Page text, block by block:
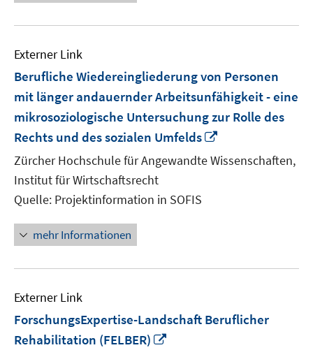
Externer Link
Berufliche Wiedereingliederung von Personen
mit länger andauernder Arbeitsunfähigkeit - eine
mikrosoziologische Untersuchung zur Rolle des
Rechts und des sozialen Umfelds
neuem
Fenster
Zürcher Hochschule für Angewandte Wissenschaften,
Institut für Wirtschaftsrecht
Quelle: Projektinformation in SOFIS
mehr Informationen
Externer Link
ForschungsExpertise-Landschaft Beruflicher
Rehabilitation (FELBER)